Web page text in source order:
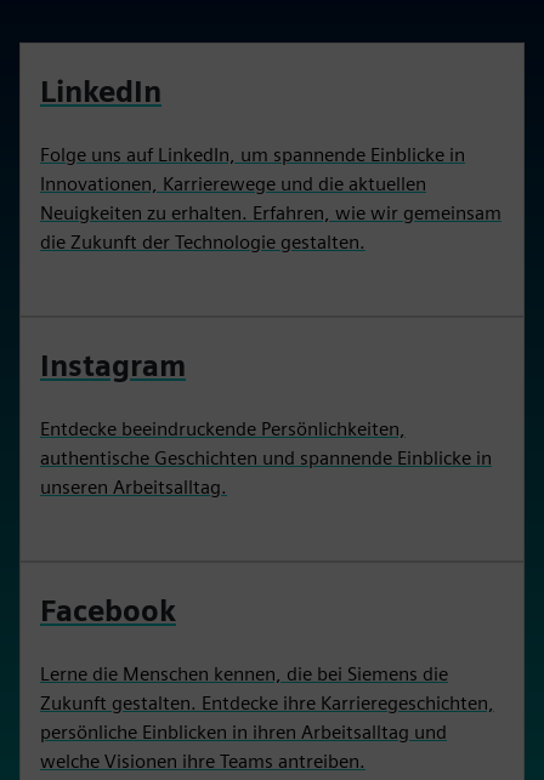
LinkedIn
Folge uns auf LinkedIn, um spannende Einblicke in
Innovationen, Karrierewege und die aktuellen
Neuigkeiten zu erhalten. Erfahren, wie wir gemeinsam
die Zukunft der Technologie gestalten.
Instagram
Entdecke beeindruckende Persönlichkeiten,
authentische Geschichten und spannende Einblicke in
unseren Arbeitsalltag.
Facebook
Lerne die Menschen kennen, die bei Siemens die
Zukunft gestalten. Entdecke ihre Karrieregeschichten,
persönliche Einblicken in ihren Arbeitsalltag und
welche Visionen ihre Teams antreiben.